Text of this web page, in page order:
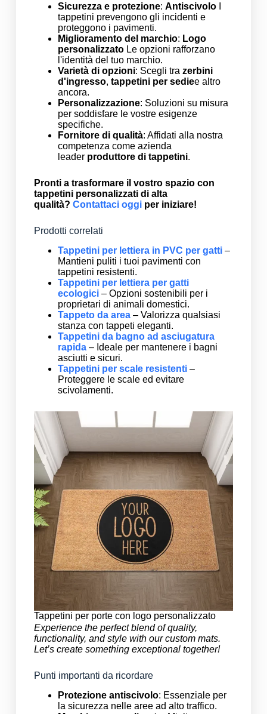
Sicurezza e protezione: AntiscivoloI
tappetini prevengono gli incidenti e
proteggono i pavimenti.
Miglioramento del marchio: Logo
personalizzatoLe opzioni rafforzano
l'identità del tuo marchio.
Varietà di opzioni: Scegli tra zerbini
d'ingresso, tappetini per sediee altro
ancora.
Personalizzazione: Soluzioni su misura
per soddisfare le vostre esigenze
specifiche.
Fornitore di qualità: Affidati alla nostra
competenza come azienda
leader produttore di tappetini.
Pronti a trasformare il vostro spazio con
tappetini personalizzati di alta
qualità? Contattaci oggiper iniziare!
Prodotti correlati
Tappetini per lettiera in PVC per gatti–
Mantieni puliti i tuoi pavimenti con
tappetini resistenti.
Tappetini per lettiera per gatti
ecologici– Opzioni sostenibili per i
proprietari di animali domestici.
Tappeto da area– Valorizza qualsiasi
stanza con tappeti eleganti.
Tappetini da bagno ad asciugatura
rapida– Ideale per mantenere i bagni
asciutti e sicuri.
Tappetini per scale resistenti–
Proteggere le scale ed evitare
scivolamenti.
Tappetini per porte con logo personalizzato
Experience the perfect blend of quality,
functionality, and style with our custom mats.
Let’s create something exceptional together!
Punti importanti da ricordare
Protezione antiscivolo: Essenziale per
la sicurezza nelle aree ad alto traffico.